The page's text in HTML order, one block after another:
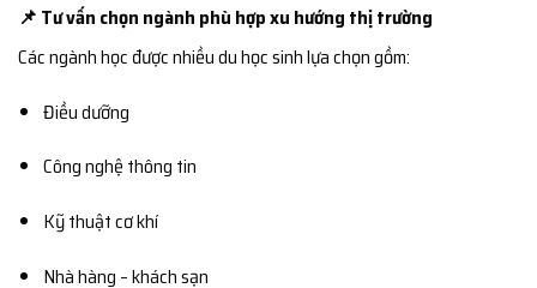
📌 Tư vấn chọn ngành phù hợp xu hướng thị trường
Các ngành học được nhiều du học sinh lựa chọn gồm:
Điều dưỡng
Công nghệ thông tin
Kỹ thuật cơ khí
Nhà hàng – khách sạn